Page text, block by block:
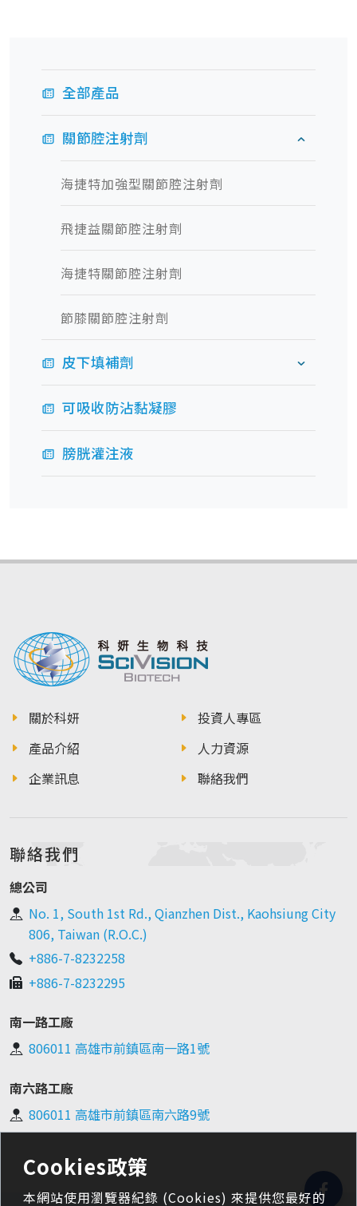
全部產品
關節腔注射劑
海捷特加強型關節腔注射劑
飛捷益關節腔注射劑
海捷特關節腔注射劑
節膝關節腔注射劑
皮下填補劑
可吸收防沾黏凝膠
膀胱灌注液
關於科妍
產品介紹
企業訊息
投資人專區
人力資源
聯絡我們
聯絡我們
總公司
No. 1, South 1st Rd., Qianzhen Dist., Kaohsiung City
806, Taiwan (R.O.C.)
+886-7-8232258
+886-7-8232295
南一路工廠
806011 高雄市前鎮區南一路1號
南六路工廠
806011 高雄市前鎮區南六路9號
Cookies政策
本網站使用瀏覽器紀錄 (Cookies) 來提供您最好的